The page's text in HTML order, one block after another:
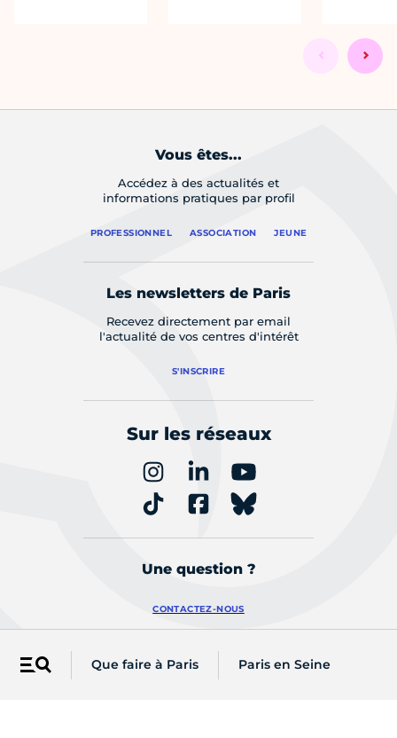
Menu Que faire à Paris Paris en Seine
Vous êtes...
Accédez à des actualités et
informations pratiques par profil
PROFESSIONNEL ASSOCIATION JEUNE
Les newsletters de Paris
Recevez directement par email
l'actualité de vos centres d'intérêt
S'INSCRIRE
Sur les réseaux
Une question ?
CONTACTEZ-NOUS